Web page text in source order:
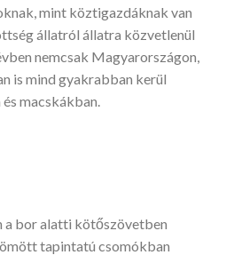
mint köztigazdáknak van
állatról állatra közvetlenül
nemcsak Magyarországon,
is mind gyakrabban kerül
macskákban.
bor alatti kötőszövetben
tapintatú csomókban